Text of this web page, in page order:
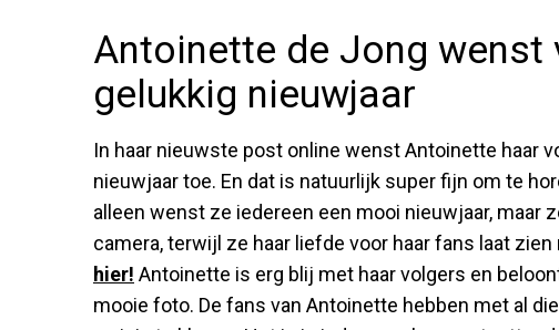
Antoinette de Jong wenst
gelukkig nieuwjaar
In haar nieuwste post online wenst Antoinette haar
nieuwjaar toe. En dat is natuurlijk super fijn om te
alleen wenst ze iedereen een mooi nieuwjaar, maar
camera, terwijl ze haar liefde voor haar fans laat
hier! Antoinette is erg blij met haar volgers en
mooie foto. De fans van Antoinette hebben met al